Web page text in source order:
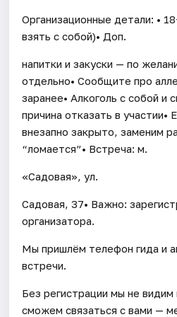
Организационные детали: •
взять с собой)• Доп.
напитки и закуски — по
отдельно• Сообщите про
заранее• Алкоголь с собой и
причина отказать в участии•
внезапно закрыто, заменим
“ломается”• Встреча: м.
«Садовая», ул.
Садовая, 37• Важно:
организатора.
Мы пришлём телефон гида и
встречи.
Без регистрации мы не
сможем связаться с вами —